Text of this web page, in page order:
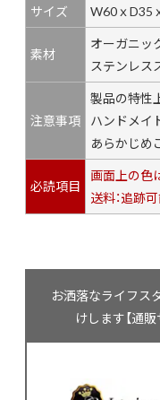
サイズ W60ｘD35
素材
オーガニッ
ステンレス
注意事項
製品の特性
ハンドメイ
あらかじめ
必読項目
画面上の色
送料：追跡
お洒落なライフス
けします【通